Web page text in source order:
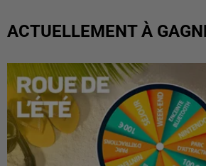
ACTUELLEMENT À